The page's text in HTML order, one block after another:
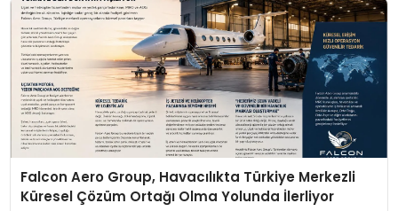
Falcon Aero Group, Havacılıkta Türkiye Merkezli
Küresel Çözüm Ortağı Olma Yolunda İlerliyor